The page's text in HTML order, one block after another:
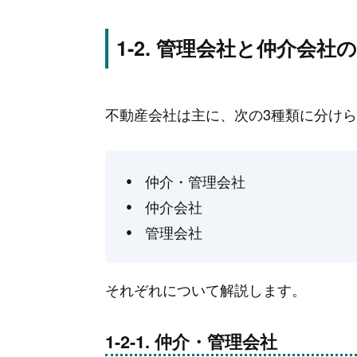
管理会社と仲介会社
不動産会社は主に、次の3種類に分けら
仲介・管理会社
仲介会社
管理会社
それぞれについて解説します。
仲介・管理会社